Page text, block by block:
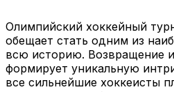
Олимпийский хоккейный
обещает стать одним из
всю историю. Возвращение
формирует уникальную
все сильнейшие хоккеисты